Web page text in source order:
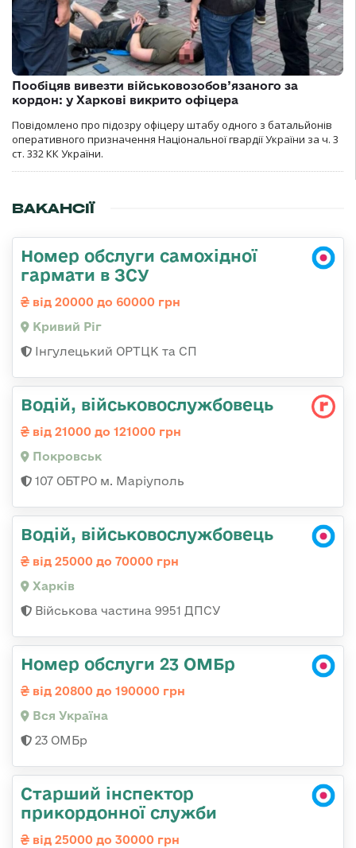
Пообіцяв вивезти військовозобов’язаного за
кордон: у Харкові викрито офіцера
Повідомлено про підозру офіцеру штабу одного з батальйонів
оперативного призначення Національної гвардії України за ч. 3
ст. 332 КК України.
ВАКАНСІЇ
Номер обслуги самохідної
гармати в ЗСУ
від 20000 до 60000 грн
Кривий Ріг
Інгулецький ОРТЦК та СП
Водій, військовослужбовець
від 21000 до 121000 грн
Покровськ
107 ОБТРО м. Маріуполь
Водій, військовослужбовець
від 25000 до 70000 грн
Харків
Військова частина 9951 ДПСУ
Номер обслуги 23 ОМБр
від 20800 до 190000 грн
Вся Україна
23 ОМБр
Старший інспектор
прикордонної служби
від 25000 до 30000 грн